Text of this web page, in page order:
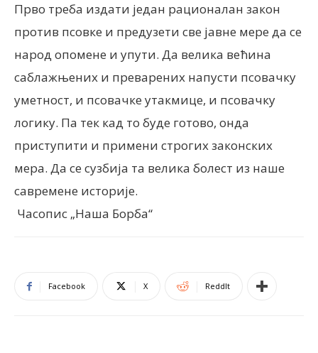
Прво треба издати један рационалан закон
против псовке и предузети све јавне мере да се
народ опомене и упути. Да велика већина
саблажњених и преварених напусти псовачку
уметност, и псовачке утакмице, и псовачку
логику. Па тек кад то буде готово, онда
приступити и примени строгих законских
мера. Да се сузбија та велика болест из наше
савремене историје.
Часопис „Наша Борба“
Facebook X ReddIt